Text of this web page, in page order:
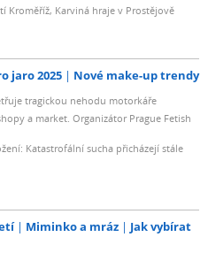
Kroměříž, Karviná hraje v Prostějově
jaro 2025 Nové make-up trendy
tragickou nehodu motorkáře
a market. Organizátor Prague Fetish
Katastrofální sucha přicházejí stále
Miminko a mráz
Jak vybírat